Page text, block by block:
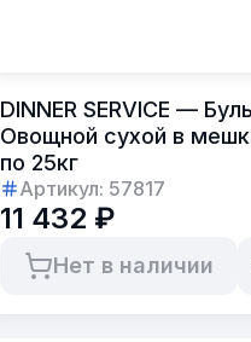
DINNER SERVICE —
Овощной сухой в
по 25кг
Артикул: 57817
11 432 ₽
Нет в наличии